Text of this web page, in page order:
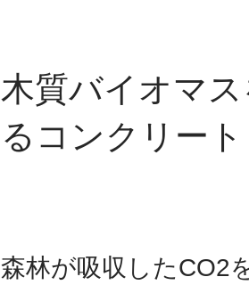
木質バイオマ
るコンクリー
森林が吸収したCO2